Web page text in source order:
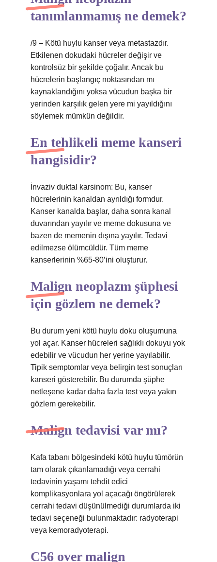
tanımlanmamış ne demek?
/9 – Kötü huylu kanser veya metastazdır.
Etkilenen dokudaki hücreler değişir ve
kontrolsüz bir şekilde çoğalır. Ancak bu
hücrelerin başlangıç ​​noktasından mı
kaynaklandığını yoksa vücudun başka bir
yerinden karşılık gelen yere mi yayıldığını
söylemek mümkün değildir.
En tehlikeli meme kanseri
hangisidir?
İnvaziv duktal karsinom: Bu, kanser
hücrelerinin kanaldan ayrıldığı formdur.
Kanser kanalda başlar, daha sonra kanal
duvarından yayılır ve meme dokusuna ve
bazen de memenin dışına yayılır. Tedavi
edilmezse ölümcüldür. Tüm meme
kanserlerinin %65-80’ini oluşturur.
Malign neoplazm şüphesi
için gözlem ne demek?
Bu durum yeni kötü huylu doku oluşumuna
yol açar. Kanser hücreleri sağlıklı dokuyu yok
edebilir ve vücudun her yerine yayılabilir.
Tipik semptomlar veya belirgin test sonuçları
kanseri gösterebilir. Bu durumda şüphe
netleşene kadar daha fazla test veya yakın
gözlem gerekebilir.
Malign tedavisi var mı?
Kafa tabanı bölgesindeki kötü huylu tümörün
tam olarak çıkarılamadığı veya cerrahi
tedavinin yaşamı tehdit edici
komplikasyonlara yol açacağı öngörülerek
cerrahi tedavi düşünülmediği durumlarda iki
tedavi seçeneği bulunmaktadır: radyoterapi
veya kemoradyoterapi.
C56 over malign